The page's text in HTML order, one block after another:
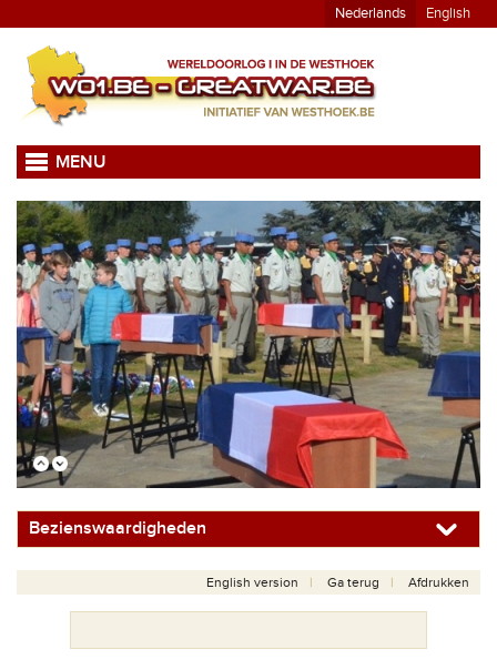
Nederlands English
MENU
Bezienswaardigheden
English version Ga terug Afdrukken